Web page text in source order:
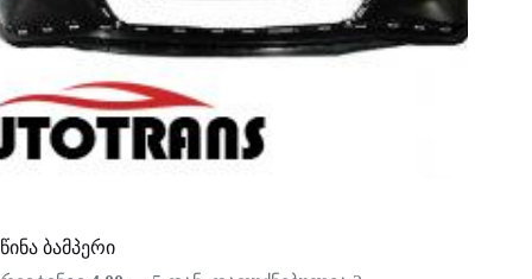
წინა ბამპერი